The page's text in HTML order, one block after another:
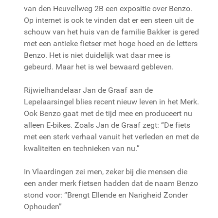
van den Heuvellweg 2B een expositie over Benzo.
Op internet is ook te vinden dat er een steen uit de
schouw van het huis van de familie Bakker is gered
met een antieke fietser met hoge hoed en de letters
Benzo. Het is niet duidelijk wat daar mee is
gebeurd. Maar het is wel bewaard gebleven.
Rijwielhandelaar Jan de Graaf aan de
Lepelaarsingel blies recent nieuw leven in het Merk.
Ook Benzo gaat met de tijd mee en produceert nu
alleen E-bikes. Zoals Jan de Graaf zegt: “De fiets
met een sterk verhaal vanuit het verleden en met de
kwaliteiten en technieken van nu.”
In Vlaardingen zei men, zeker bij die mensen die
een ander merk fietsen hadden dat de naam Benzo
stond voor: “Brengt Ellende en Narigheid Zonder
Ophouden”